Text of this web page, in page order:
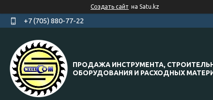
Создать сайт на Satu.kz
+7 (705) 880-77-22
ПРОДАЖА ИНСТРУМЕНТА,
ОБОРУДОВАНИЯ И РАСХОДНЫХ